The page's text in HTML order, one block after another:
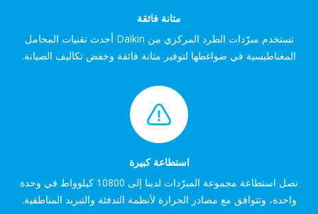
متانة فائقة
تستخدم مبرّدات الطرد المركزي من Daikin أحدث تقنيات المحامل
المغناطيسية في ضواغطها لتوفير متانة فائقة وخفض تكاليف الصيانة.
استطاعة كبيرة
تصل استطاعة مجموعة المبرّدات لدينا إلى 10800 كيلوواط في وحدة
واحدة، وتتوافق مع مصادر الحرارة لأنظمة التدفئة والتبريد المناطقية.